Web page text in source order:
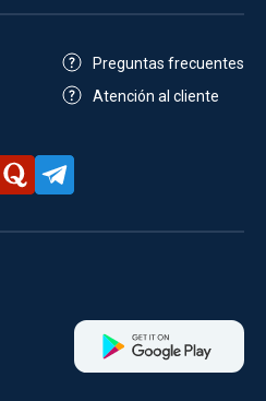
Preguntas frecuentes
Atención al cliente